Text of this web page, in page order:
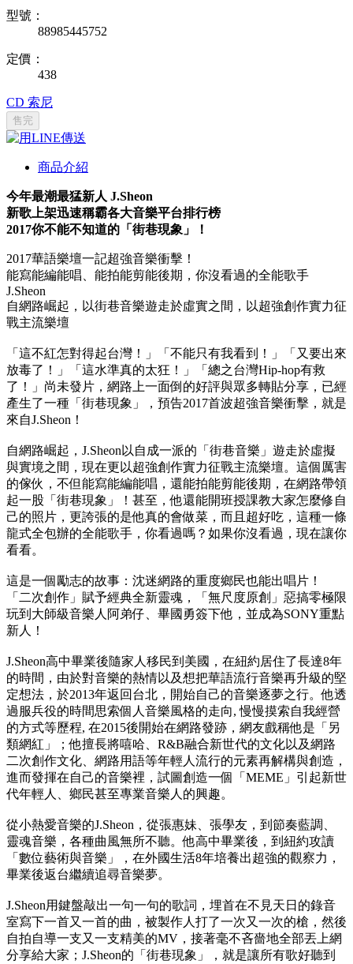
型號：
88985445752
定價：
438
CD 索尼
售完
商品介紹
今年最潮最猛新人 J.Sheon
新歌上架迅速稱霸各大音樂平台排行榜
2017你不能不知道的「街巷現象」！
2017華語樂壇一記超強音樂衝擊！
能寫能編能唱、能拍能剪能後期，你沒看過的全能歌手
J.Sheon
自網路崛起，以街巷音樂遊走於虛實之間，以超強創作實力征
戰主流樂壇
「這不紅怎對得起台灣！」「不能只有我看到！」「又要出來
放毒了！」「這水準真的太狂！」「總之台灣Hip-hop有救
了！」尚未發片，網路上一面倒的好評與眾多轉貼分享，已經
產生了一種「街巷現象」，預告2017首波超強音樂衝擊，就是
來自J.Sheon！
自網路崛起，J.Sheon以自成一派的「街巷音樂」遊走於虛擬
與實境之間，現在更以超強創作實力征戰主流樂壇。這個厲害
的傢伙，不但能寫能編能唱，還能拍能剪能後期，在網路帶領
起一股「街巷現象」！甚至，他還能開班授課教大家怎麼修自
己的照片，更誇張的是他真的會做菜，而且超好吃，這種一條
龍式全包辦的全能歌手，你看過嗎？如果你沒看過，現在讓你
看看。
這是一個勵志的故事：沈迷網路的重度鄉民也能出唱片！
「二次創作」賦予經典全新靈魂，「無尺度原創」惡搞零極限
玩到大師級音樂人阿弟仔、畢國勇簽下他，並成為SONY重點
新人！
J.Sheon高中畢業後隨家人移民到美國，在紐約居住了長達8年
的時間，由於對音樂的熱情以及想把華語流行音樂再升級的堅
定想法，於2013年返回台北，開始自己的音樂逐夢之行。他透
過服兵役的時間思索個人音樂風格的走向, 慢慢摸索自我經營
的方式等歷程, 在2015後開始在網路發跡，網友戲稱他是「另
類網紅」；他擅長將嘻哈、R&B融合新世代的文化以及網路
二次創作文化、網路用語等年輕人流行的元素再解構與創造，
進而發揮在自己的音樂裡，試圖創造一個「MEME」引起新世
代年輕人、鄉民甚至專業音樂人的興趣。
從小熱愛音樂的J.Sheon，從張惠妹、張學友，到節奏藍調、
靈魂音樂，各種曲風無所不聽。他高中畢業後，到紐約攻讀
「數位藝術與音樂」，在外國生活8年培養出超強的觀察力，
畢業後返台繼續追尋音樂夢。
J.Sheon用鍵盤敲出一句一句的歌詞，埋首在不見天日的錄音
室寫下一首又一首的曲，被製作人打了一次又一次的槍，然後
自拍自導一支又一支精美的MV，接著毫不吝嗇地全部丟上網
分享給大家；J.Sheon的「街巷現象」，就是讓所有歌好聽到